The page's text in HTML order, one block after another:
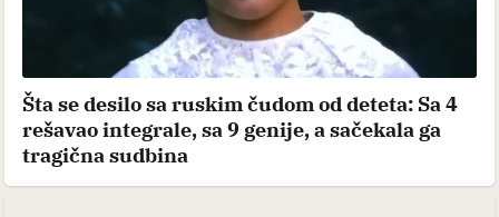
Šta se desilo sa ruskim čudom od deteta: Sa 4
rešavao integrale, sa 9 genije, a sačekala ga
tragična sudbina